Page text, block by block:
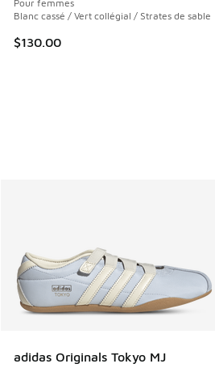
Pour femmes
Blanc cassé / Vert collégial / Strates de sable
$130.00
adidas Originals Tokyo MJ